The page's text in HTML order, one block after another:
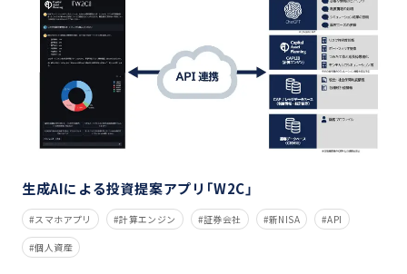
生成AIによる投資提案アプリ「W2C」
スマホアプリ 計算エンジン 証券会社 新NISA API
個人資産